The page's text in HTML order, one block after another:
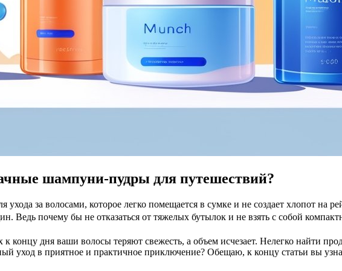
шампуни-пудры для путешествий?
ухода за волосами, которое легко помещается в сумке и не создает хлопот
Ведь почему бы не отказаться от тяжелых бутылок и не взять с собой
концу дня ваши волосы теряют свежесть, а объем исчезает. Нелегко найти
уход в приятное и практичное приключение? Обещаю, к концу статьи вы